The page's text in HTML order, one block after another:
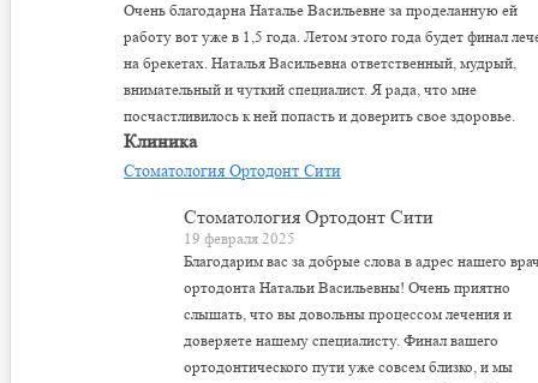
Очень благодарна Наталье Васильевне за проделанную ей
работу вот уже в 1,5 года. Летом этого года будет финал
на брекетах. Наталья Васильевна ответственный, мудрый,
внимательный и чуткий специалист. Я рада, что мне
посчастливилось к ней попасть и доверить свое здоровье.
Клиника
Стоматология Ортодонт Сити
Стоматология Ортодонт Сити
19 февраля 2025
Благодарим вас за добрые слова в адрес нашего
ортодонта Натальи Васильевны! Очень приятно
слышать, что вы довольны процессом лечения и
доверяете нашему специалисту. Финал вашего
ортодонтического пути уже совсем близко, и мы